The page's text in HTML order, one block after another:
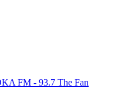
FM - 93.7 The Fan